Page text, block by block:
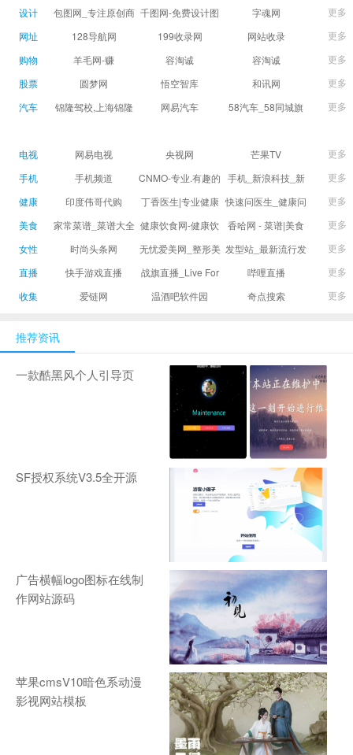
据,投资理财,港股,期
货,股指期货,手机炒
股,股票软件,炒股软
件，免费炒股软
软件,证
收录
设计
包图网_专注原创商
用设计图片下载，
千图网-免费设计图
片素材网站-正版商
字魂网
更多
网址
128导航网 199收录网 网站收录
更多
购物
羊毛网-赚 容淘诚 容淘诚
更多
股票
圆梦网 悟空智库 和讯网
更多
汽车
锦隆驾校,上海锦隆
网易汽车
58汽车_58同城旗
更多
电视 网易电视 央视网 芒果TV
更多
手机
手机频道
CNMO-专业.有趣的
科技新媒体
手机_新浪科技_新
浪网
更多
健康
印度伟哥代购
丁香医生|专业健康
生活方式平台
快速问医生_健康问
题免费在线咨询专
更多
美食
家常菜谱_菜谱大全
_菜谱家常菜做法大
健康饮食网-健康饮
食食谱_健康饮食小
香哈网 - 菜谱|美食
菜谱|菜谱大全-学做
更多
女性
时尚头条网
LADYMAX.cn|国内
新闻并提供奢侈品
无忧爱美网_整形美
容门户
发型站_最新流行发
型设计发型图片与
更多
直播
快手游戏直播
战旗直播_Live For
Gamers丨天生爱
哔哩直播
更多
收集
爱链网 温酒吧软件园 奇点搜索 更多
推荐资讯
一款酷黑风个人引导页
SF授权系统V3.5全开源
广告横幅logo图标在线制
作网站源码
苹果cmsV10暗色系动漫
影视网站模板